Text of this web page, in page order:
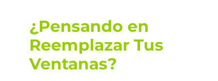
¿Pensando en
Reemplazar Tus
Ventanas?